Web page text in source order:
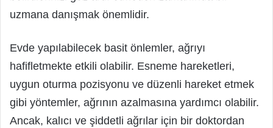
uzmana danışmak önemlidir.
Evde yapılabilecek basit önlemler, ağrıyı
hafifletmekte etkili olabilir. Esneme hareketleri,
uygun oturma pozisyonu ve düzenli hareket etmek
gibi yöntemler, ağrının azalmasına yardımcı olabilir.
Ancak, kalıcı ve şiddetli ağrılar için bir doktordan